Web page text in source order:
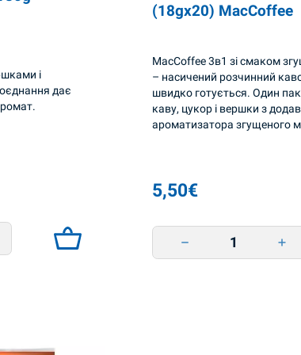
і
дає
MacCoffee quantity
(18gx20) MacCoffee
MacCoffee 3в1 зі смаком
– насичений розчинний
швидко готується. Один
каву, цукор і вершки з
ароматизатора згущеного
5,50€
Kahvi 3-in-1 Kond maito